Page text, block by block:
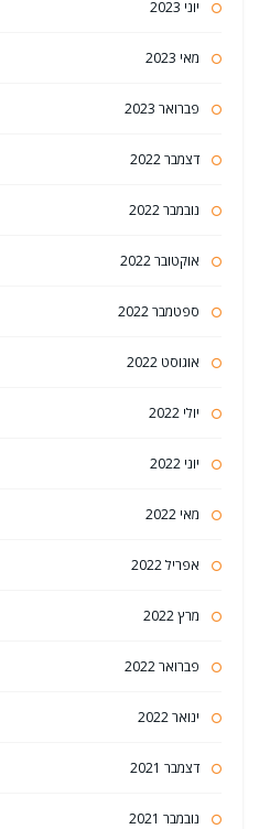
יוני 2023
מאי 2023
פברואר 2023
דצמבר 2022
נובמבר 2022
אוקטובר 2022
ספטמבר 2022
אוגוסט 2022
יולי 2022
יוני 2022
מאי 2022
אפריל 2022
מרץ 2022
פברואר 2022
ינואר 2022
דצמבר 2021
נובמבר 2021